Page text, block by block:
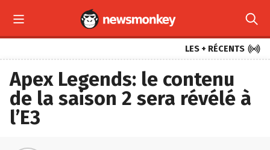
 
LES + RÉCENTS 
Apex Legends: le contenu
de la saison 2 sera révélé à
l’E3